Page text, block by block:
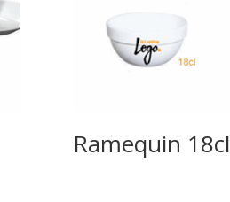
Ramequin 18cl